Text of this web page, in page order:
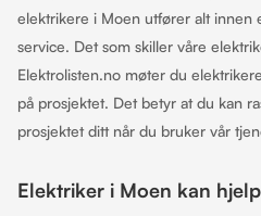
elektrikere i Moen utfører alt innen
service. Det som skiller våre
Elektrolisten.no møter du
på prosjektet. Det betyr at du kan
prosjektet ditt når du bruker vår
Elektriker i Moen kan